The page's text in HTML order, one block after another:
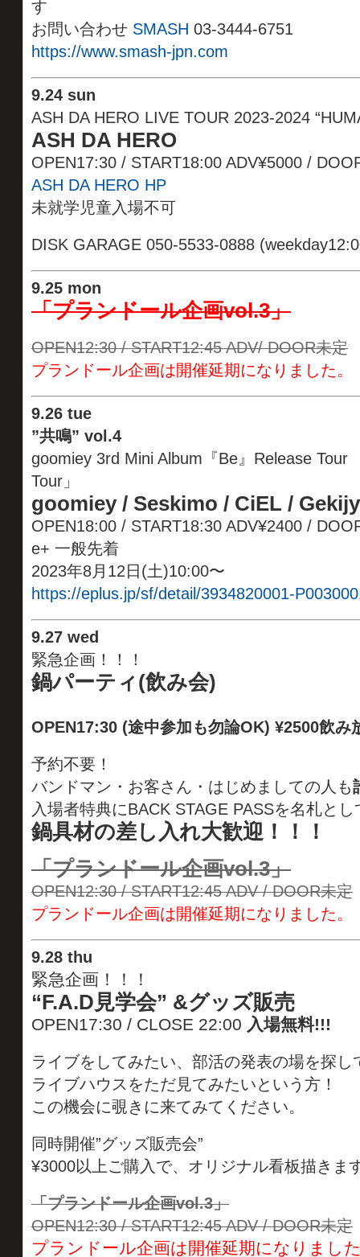
す
お問い合わせ SMASH 03-3444-6751
https://www.smash-jpn.com
9.24 sun
ASH DA HERO LIVE TOUR 2023-2024
ASH DA HERO
OPEN17:30 / START18:00 ADV¥5000 /
ASH DA HERO HP
未就学児童入場不可
DISK GARAGE 050-5533-0888
9.25 mon
「プランドール企画vol.3」
OPEN12:30 / START12:45 ADV/ DOOR未定
プランドール企画は開催延期になりました。
9.26 tue
”共鳴” vol.4
goomiey 3rd Mini Album『Be』Release Tour
Tour」
goomiey / Seskimo / CiEL /
OPEN18:00 / START18:30 ADV¥2400 /
e+ 一般先着
2023年8月12日(土)10:00〜
https://eplus.jp/sf/detail/3934820001-
9.27 wed
緊急企画！！！
鍋パーティ(飲み会)
OPEN17:30 (途中参加も勿論OK) ¥2500飲み
予約不要！
バンドマン・お客さん・はじめましての人も
入場者特典にBACK STAGE PASSを名札と
鍋具材の差し入れ大歓迎！！！
「プランドール企画vol.3」
OPEN12:30 / START12:45 ADV / DOOR未定
プランドール企画は開催延期になりました。
9.28 thu
緊急企画！！！
“F.A.D見学会” &グッズ販売
OPEN17:30 / CLOSE 22:00 入場無料!!!
ライブをしてみたい、部活の発表の場を探し
ライブハウスをただ見てみたいという方！
この機会に覗きに来てみてください。
同時開催”グッズ販売会”
¥3000以上ご購入で、オリジナル看板描きま
「プランドール企画vol.3」
OPEN12:30 / START12:45 ADV / DOOR未定
プランドール企画は開催延期になりまし